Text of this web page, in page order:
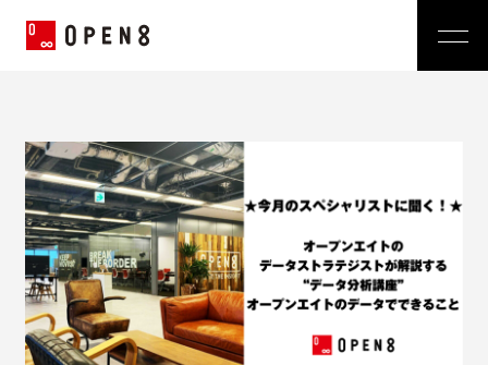
代表メッセージ
ミッション
経営メンバー
会社概要
沿革
News
プレスリリース
おしらせ
広報 BLOG
TECH BLOG
Service
Video BRAIN
Open BRAIN
Technology